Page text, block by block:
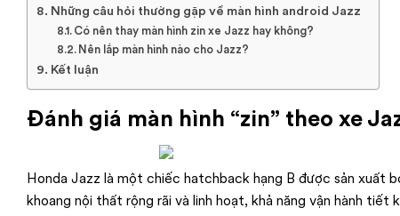
Những câu hỏi thường gặp về màn hình android Jazz
Có nên thay màn hình zin xe Jazz hay không?
Nên lắp màn hình nào cho Jazz?
Kết luận
Đánh giá màn hình “zin” theo xe
Honda Jazz là một chiếc hatchback hạng B được sản xuất
khoang nội thất rộng rãi và linh hoạt, khả năng vận hành tiết